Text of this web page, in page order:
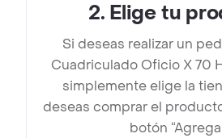
2. Elige tu
Si deseas realizar un
Cuadriculado Oficio X 70
simplemente elige la
deseas comprar el
botón